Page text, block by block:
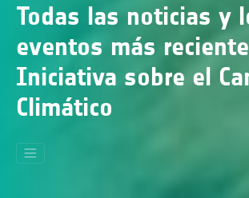
Todas las noticias y
eventos más
Iniciativa sobre el
Climático